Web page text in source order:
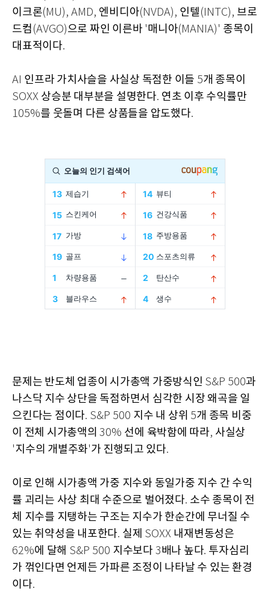
이크론(MU),AMD, 엔비디아(NVDA), 인텔 (INTC), 브로
드컴 (AVGO)으로 짜인 이른바 '매니아(MANIA)' 종목이
대표적이다.
AI 인프라 가치사슬을 사실상 독점한 이들 5개 종목이
SOXX 상승분 대부분을 설명한다. 연초 이후 수익률만
105%를 웃돌며 다른 상품들을 압도했다.
문제는 반도체 업종이 시가총액 가중방식인 S&P 500과
나스닥 지수 상단을 독점하면서 심각한 시장 왜곡을 일
으킨다는 점이다. S&P 500 지수 내 상위 5개 종목 비중
이 전체 시가총액의30% 선에 육박함에 따라, 사실상
'지수의 개별주화'가 진행되고 있다.
이로 인해 시가총액 가중 지수와 동일가중 지수 간 수익
률 괴리는 사상 최대 수준으로 벌어졌다. 소수 종목이 전
체 지수를 지탱하는 구조는 지수가 한순간에 무너질 수
있는 취약성을 내포한다. 실제 SOXX 내재변동성은
62%에 달해 S&P 500 지수보다 3배나 높다. 투자심리
가 꺾인다면 언제든 가파른 조정이 나타날 수 있는 환경
이다.